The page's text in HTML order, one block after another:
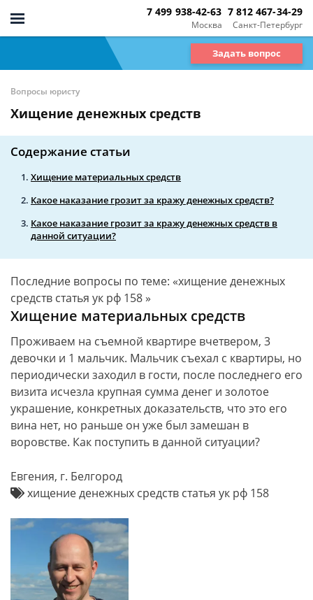
Москва
7 499 938-42-63
Санкт-Петербург
7 812 467-34-29
Задать вопрос
Вопросы юристу
Хищение денежных средств
Содержание статьи
Хищение материальных средств
Какое наказание грозит за кражу денежных средств?
Какое наказание грозит за кражу денежных средств в
данной ситуации?
Последние вопросы по теме: «хищение денежных
средств статья ук рф 158 »
Хищение материальных средств
Проживаем на съемной квартире вчетвером, 3
девочки и 1 мальчик. Мальчик съехал с квартиры, но
периодически заходил в гости, после последнего его
визита исчезла крупная сумма денег и золотое
украшение, конкретных доказательств, что это его
вина нет, но раньше он уже был замешан в
воровстве. Как поступить в данной ситуации?
Евгения, г. Белгород
хищение денежных средств статья ук рф 158